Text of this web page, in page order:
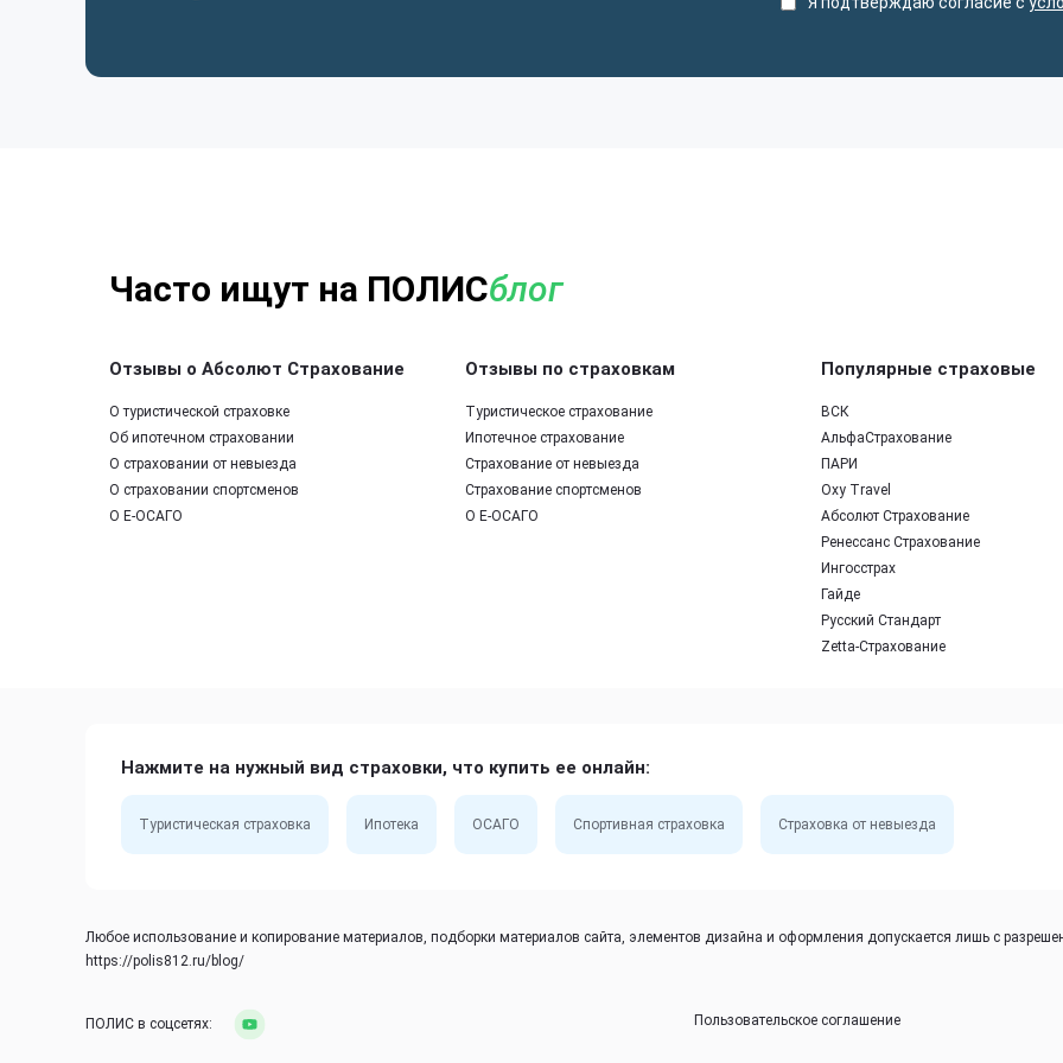
Часто ищут на ПОЛИСблог
Отзывы о Абсолют Страхование
О туристической страховке
Об ипотечном страховании
О страховании от невыезда
О страховании спортсменов
О Е-ОСАГО
Отзывы по страховкам
Туристическое страхование
Ипотечное страхование
Страхование от невыезда
Страхование спортсменов
О Е-ОСАГО
Популярные страховые
ВСК
АльфаСтрахование
ПАРИ
Oxy Travel
Абсолют Страхование
Ренессанс Страхование
Ингосстрах
Гайде
Русский Стандарт
Zetta-Страхование
Нажмите на нужный вид страховки, что купить ее онлайн:
Туристическая страховка Ипотека ОСАГО Спортивная страховка Страховка от невыезда
Любое использование и копирование материалов, подборки материалов сайта, элементов дизайна и оформления допускается лишь с
https://polis812.ru/blog/
ПОЛИС в соцсетях: Пользовательское соглашение